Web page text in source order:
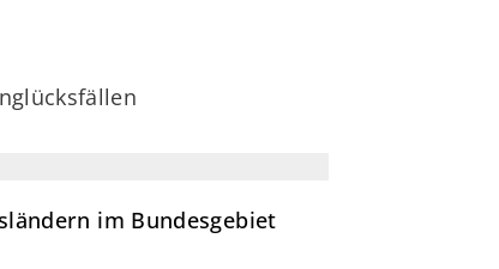
im Bundesgebiet